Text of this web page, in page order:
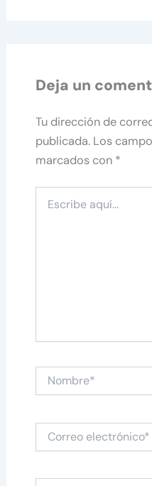
Deja un
Tu dirección de
publicada. Los
marcados con *
aquí...
Nombre*
electrónico*